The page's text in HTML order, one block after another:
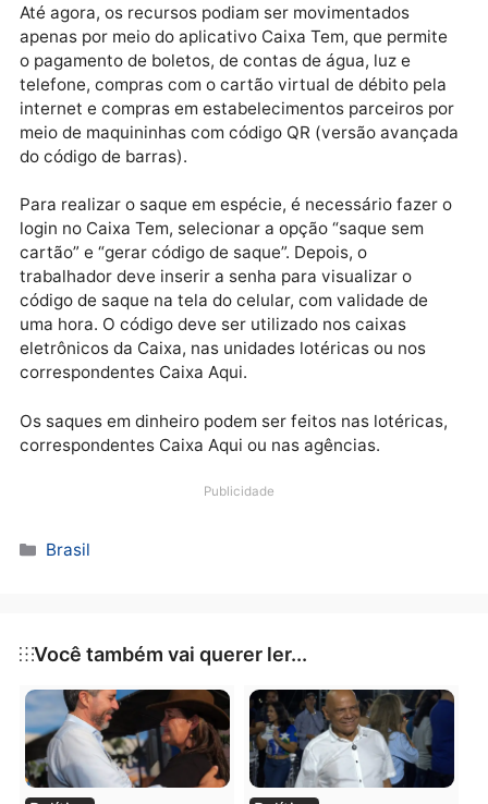
emergencial.
O dinheiro havia sido depositado na conta poupança
digital em 2 de dezembro para os beneficiários do
5 e em 21 de dezembro para os beneficiários do
Até agora, os recursos podiam ser movimentados
apenas por meio do aplicativo Caixa Tem, que
o pagamento de boletos, de contas de água, luz e
telefone, compras com o cartão virtual de débito
internet e compras em estabelecimentos parceiros
meio de maquininhas com código QR (versão
do código de barras).
Para realizar o saque em espécie, é necessário
login no Caixa Tem, selecionar a opção “saque sem
cartão” e “gerar código de saque”. Depois, o
trabalhador deve inserir a senha para visualizar o
uma hora. O código deve ser utilizado nos caixas
correspondentes Caixa Aqui.
Categorias
Brasil